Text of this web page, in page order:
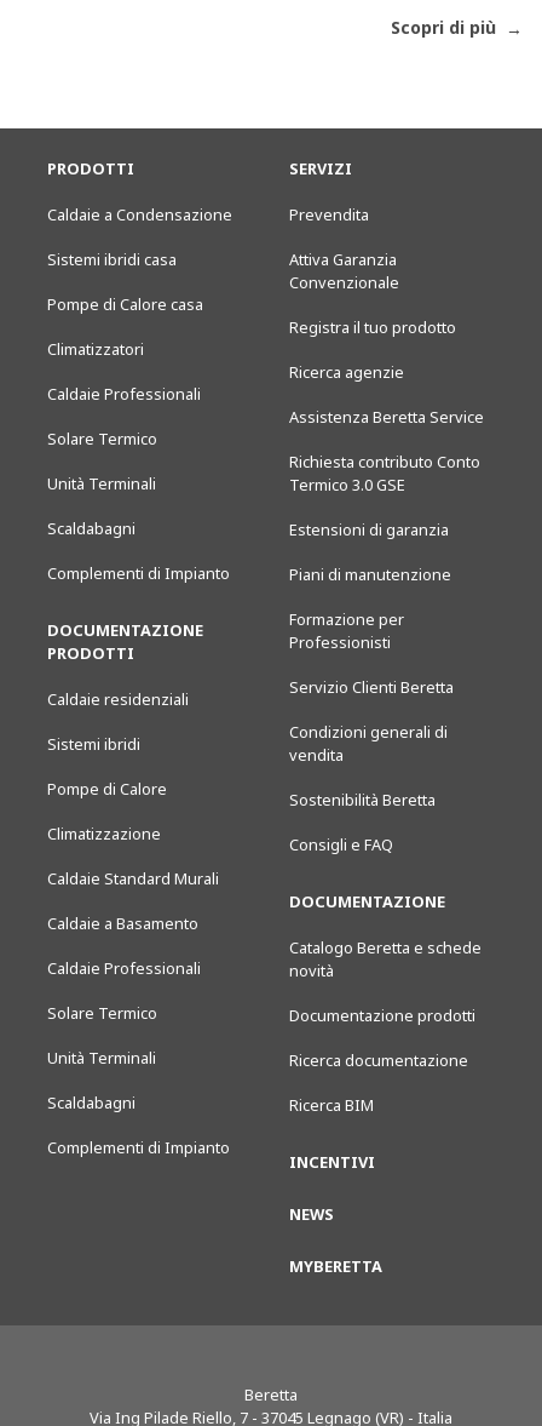
Scopri di più
PRODOTTI
Caldaie a Condensazione
Sistemi ibridi casa
Pompe di Calore casa
Climatizzatori
Caldaie Professionali
Solare Termico
Unità Terminali
Scaldabagni
Complementi di Impianto
DOCUMENTAZIONE
PRODOTTI
Caldaie residenziali
Sistemi ibridi
Pompe di Calore
Climatizzazione
Caldaie Standard Murali
Caldaie a Basamento
Caldaie Professionali
Solare Termico
Unità Terminali
Scaldabagni
Complementi di Impianto
SERVIZI
Prevendita
Attiva Garanzia
Convenzionale
Registra il tuo prodotto
Ricerca agenzie
Assistenza Beretta Service
Richiesta contributo Conto
Termico 3.0 GSE
Estensioni di garanzia
Piani di manutenzione
Formazione per
Professionisti
Servizio Clienti Beretta
Condizioni generali di
vendita
Sostenibilità Beretta
Consigli e FAQ
DOCUMENTAZIONE
Catalogo Beretta e schede
novità
Documentazione prodotti
Ricerca documentazione
Ricerca BIM
INCENTIVI
NEWS
MYBERETTA
Beretta
Via Ing Pilade Riello, 7 - 37045 Legnago (VR) - Italia